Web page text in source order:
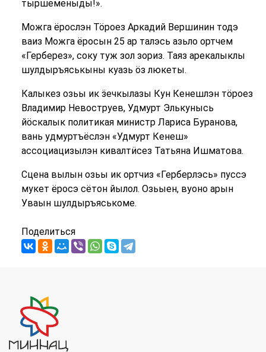
тыршеменыды!».
Можга ёрослэн Тӧроез Аркадий Вершинин тодэ
ваиз Можга ёросын 25 ар талэсь азьло ортчем
«Герберез», соку туж зол зориз. Таяз арекалыклы
шулдыръяськыны куазь ӧз люкеты.
Калыкез озьы ик ӟечкылазы Кун Кенешлэн тӧроез
Владимир Невоструев, Удмурт Элькунысь
йӧскалык политикая министр Лариса Буранова,
вань удмуртъёслэн «Удмурт Кенеш»
ассоциацизылэн кивалтӥсез Татьяна Ишматова.
Сцена вылын озьы ик ортчиз «Герберлэсь» пуссэ
мукет ёросэ сётон йылол. Озьыен, вуоно арын
Уваын шулдыръяськоме.
Поделиться